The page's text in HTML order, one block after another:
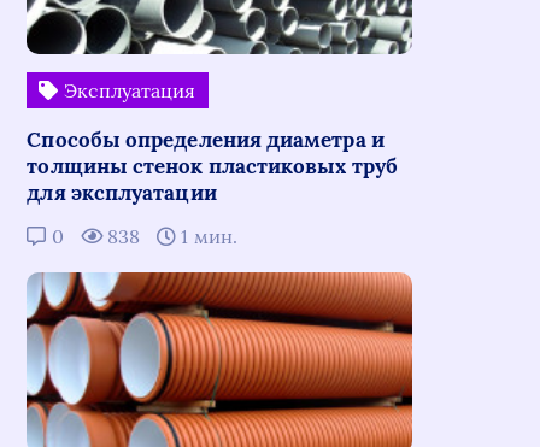
Эксплуатация
Способы определения диаметра и
толщины стенок пластиковых труб
для эксплуатации
0 838 1 мин.